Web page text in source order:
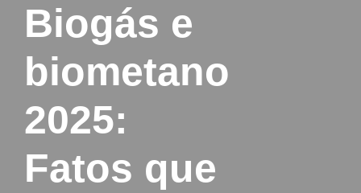
Biogás e
biometano
2025:
Fatos que